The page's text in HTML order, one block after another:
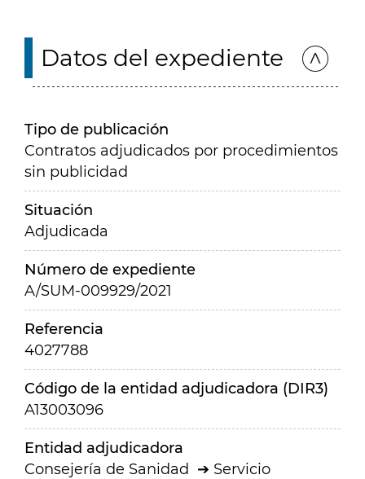
Datos del expediente
Tipo de publicación
Contratos adjudicados por procedimientos
sin publicidad
Situación
Adjudicada
Número de expediente
A/SUM-009929/2021
Referencia
4027788
Código de la entidad adjudicadora (DIR3)
A13003096
Entidad adjudicadora
Consejería de Sanidad
Servicio